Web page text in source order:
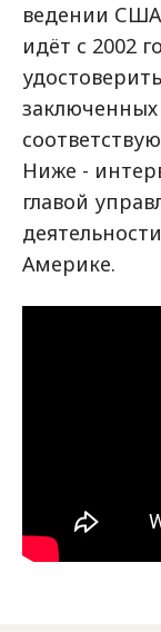
ведении
идёт с 2002
Ниже -
главой
Америке.